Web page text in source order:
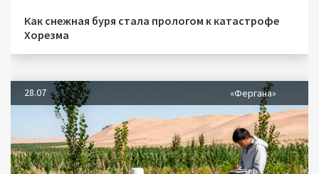
Как снежная буря стала прологом к катастрофе
Хорезма
28.07 «Фергана»